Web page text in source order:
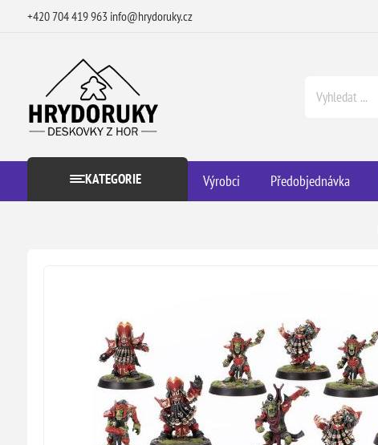
+420 704 419 963 info@hrydoruky.cz
KATEGORIE Výrobci Předobjednávka